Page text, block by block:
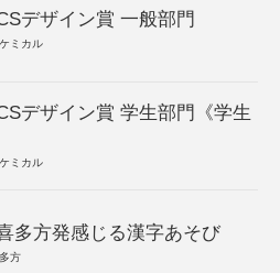
デザイン賞 一般部門
ミカル
デザイン賞 学生部門《学生
ミカル
多方発感じる漢字あそび
方